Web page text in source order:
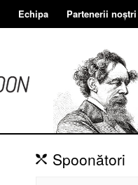
Echipa Partenerii noștri
Spoonători